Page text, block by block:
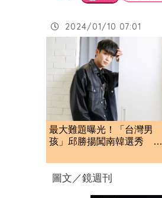
2024/01/10 07:01
最大難題曝光！「台灣男
孩」邱勝揚闖南韓選秀 無
圖文／鏡週刊